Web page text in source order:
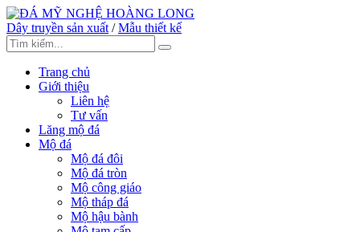
Dây truyền sản xuất /Mẫu thiết kế
Trang chủ
Giới thiệu
Liên hệ
Tư vấn
Lăng mộ đá
Mộ đá
Mộ đá đôi
Mộ đá tròn
Mộ công giáo
Mộ tháp đá
Mộ hậu bành